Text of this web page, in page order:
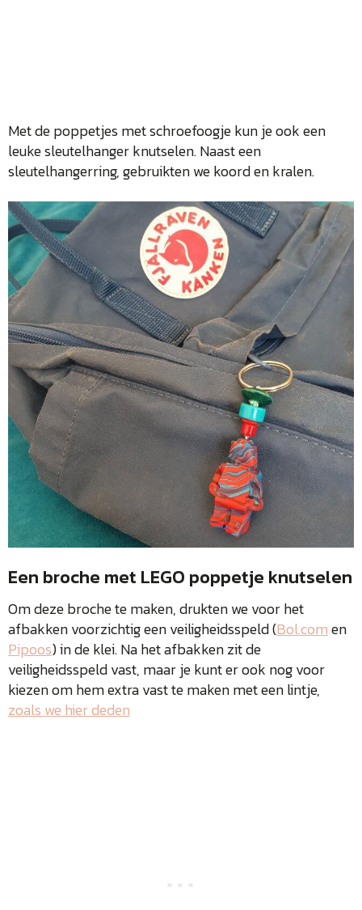
Met de poppetjes met schroefoogje kun je ook een
leuke sleutelhanger knutselen. Naast een
sleutelhangerring, gebruikten we koord en kralen.
Een broche met LEGO poppetje knutselen
Om deze broche te maken, drukten we voor het
afbakken voorzichtig een veiligheidsspeld (Bol.comen
Pipoos) in de klei. Na het afbakken zit de
veiligheidsspeld vast, maar je kunt er ook nog voor
kiezen om hem extra vast te maken met een lintje,
zoals we hier deden